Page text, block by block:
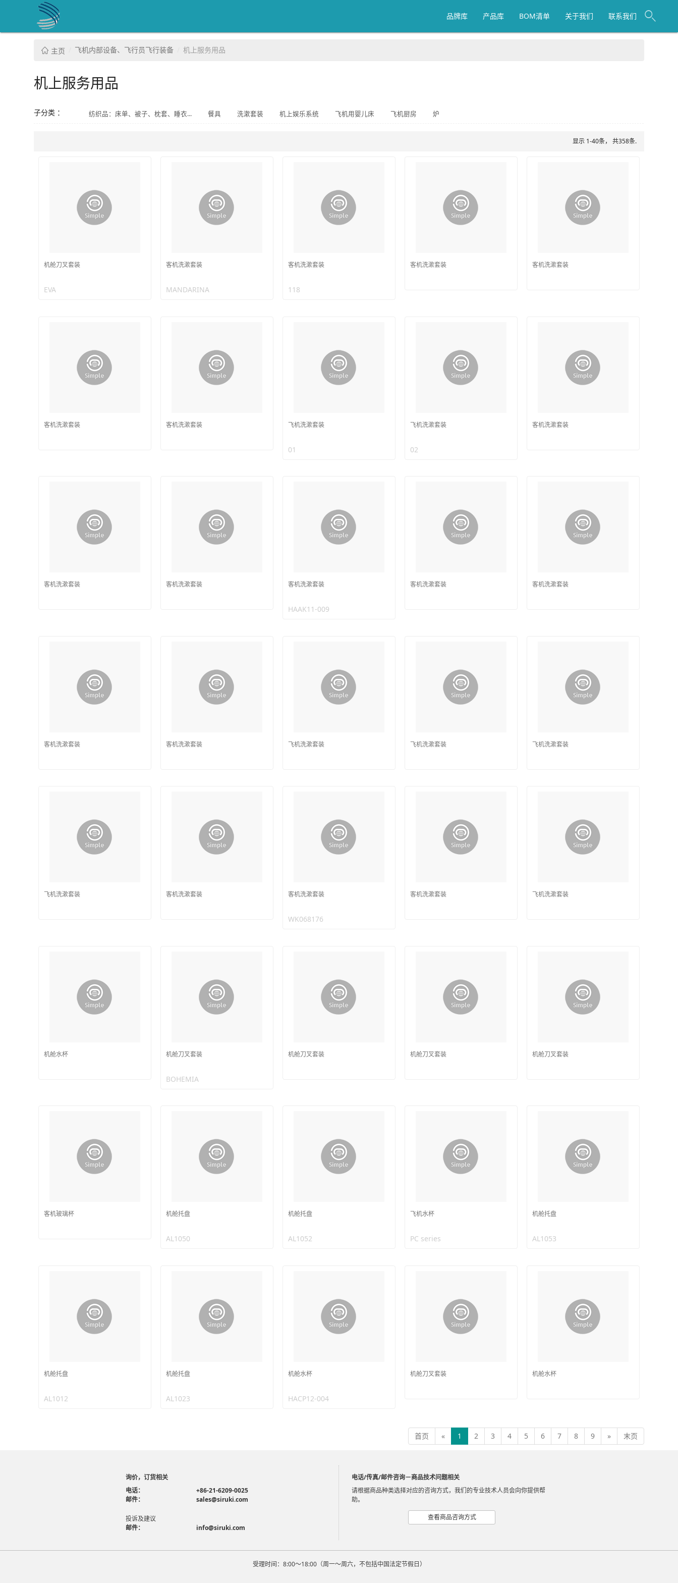
品牌库 产品库 BOM清单 关于我们 联系我们
主页 飞机内部设备、飞行员飞行装备 机上服务用品
机上服务用品
子分类 ： 纺织品：床单、被子、枕套、睡衣... 餐具 洗漱套装 机上娱乐系统 飞机用婴儿床 飞机厨房 炉
显示 1-40条， 共358条.
机舱刀叉套装
EVA
客机洗漱套装
MANDARINA
客机洗漱套装
118
客机洗漱套装 客机洗漱套装
客机洗漱套装 客机洗漱套装 飞机洗漱套装
01
飞机洗漱套装
02
客机洗漱套装
客机洗漱套装 客机洗漱套装 客机洗漱套装
HAAK11-009
客机洗漱套装 客机洗漱套装
客机洗漱套装 客机洗漱套装 飞机洗漱套装 飞机洗漱套装 飞机洗漱套装
飞机洗漱套装 客机洗漱套装 客机洗漱套装
WK068176
客机洗漱套装 飞机洗漱套装
机舱水杯 机舱刀叉套装
BOHEMIA
机舱刀叉套装 机舱刀叉套装 机舱刀叉套装
客机玻璃杯 机舱托盘
AL1050
机舱托盘
AL1052
飞机水杯
PC series
机舱托盘
AL1053
机舱托盘
AL1012
机舱托盘
AL1023
机舱水杯
HACP12-004
机舱刀叉套装 机舱水杯
首页 « 1 2 3 4 5 6 7 8 9 » 末页
询价，订货相关
电话：
+86-21-6209-0025
邮件：
sales@siruki.com
投诉及建议
邮件：
info@siruki.com
电话/传真/邮件咨询－商品技术问题相关
请根据商品种类选择对应的咨询方式，我们的专业技术人员会向你提供帮
助。
查看商品咨询方式
受理时间：8:00～18:00（周一～周六，不包括中国法定节假日）